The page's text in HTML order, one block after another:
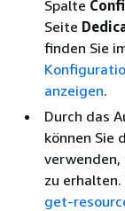
Spalte
Seite
finden Sie
anzeigen.
Durch das
können Sie
verwenden,
zu
get-